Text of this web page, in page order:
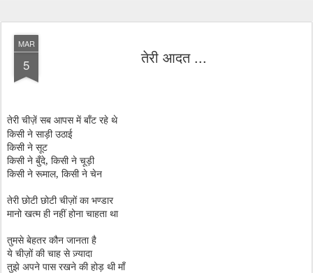
MAR
5 तेरी आदत ...
तेरी चीज़ें सब आपस में बाँट रहे थे
किसी ने साड़ी उठाई
किसी ने सूट
किसी ने बुँदे, किसी ने चूड़ी
किसी ने रूमाल, किसी ने चेन
तेरी छोटी छोटी चीज़ों का भण्डार
मानो खत्म ही नहीं होना चाहता था
तुमसे बेहतर कौन जानता है
ये चीज़ों की चाह से ज़्यादा
तुझे अपने पास रखने की होड़ थी माँ